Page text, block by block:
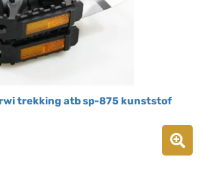
trekking atb sp-875 kunststof